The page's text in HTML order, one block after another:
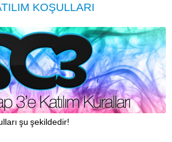
KOŞULLARI
şu şekildedir!